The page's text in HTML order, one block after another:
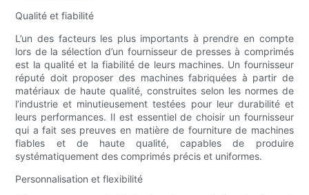
Qualité et fiabilité
L’un des facteurs les plus importants à prendre en compte
lors de la sélection d’un fournisseur de presses à comprimés
est la qualité et la fiabilité de leurs machines. Un fournisseur
réputé doit proposer des machines fabriquées à partir de
matériaux de haute qualité, construites selon les normes de
l’industrie et minutieusement testées pour leur durabilité et
leurs performances. Il est essentiel de choisir un fournisseur
qui a fait ses preuves en matière de fourniture de machines
fiables et de haute qualité, capables de produire
systématiquement des comprimés précis et uniformes.
Personnalisation et flexibilité